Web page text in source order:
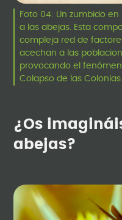
Foto 04: Un zumbido
a las abejas. Esta
compleja red de
acechan a las
provocando el
Colapso de las Colonias
¿Os
abejas?